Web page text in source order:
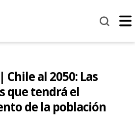
Chile al 2050: Las
que tendrá el
de la población